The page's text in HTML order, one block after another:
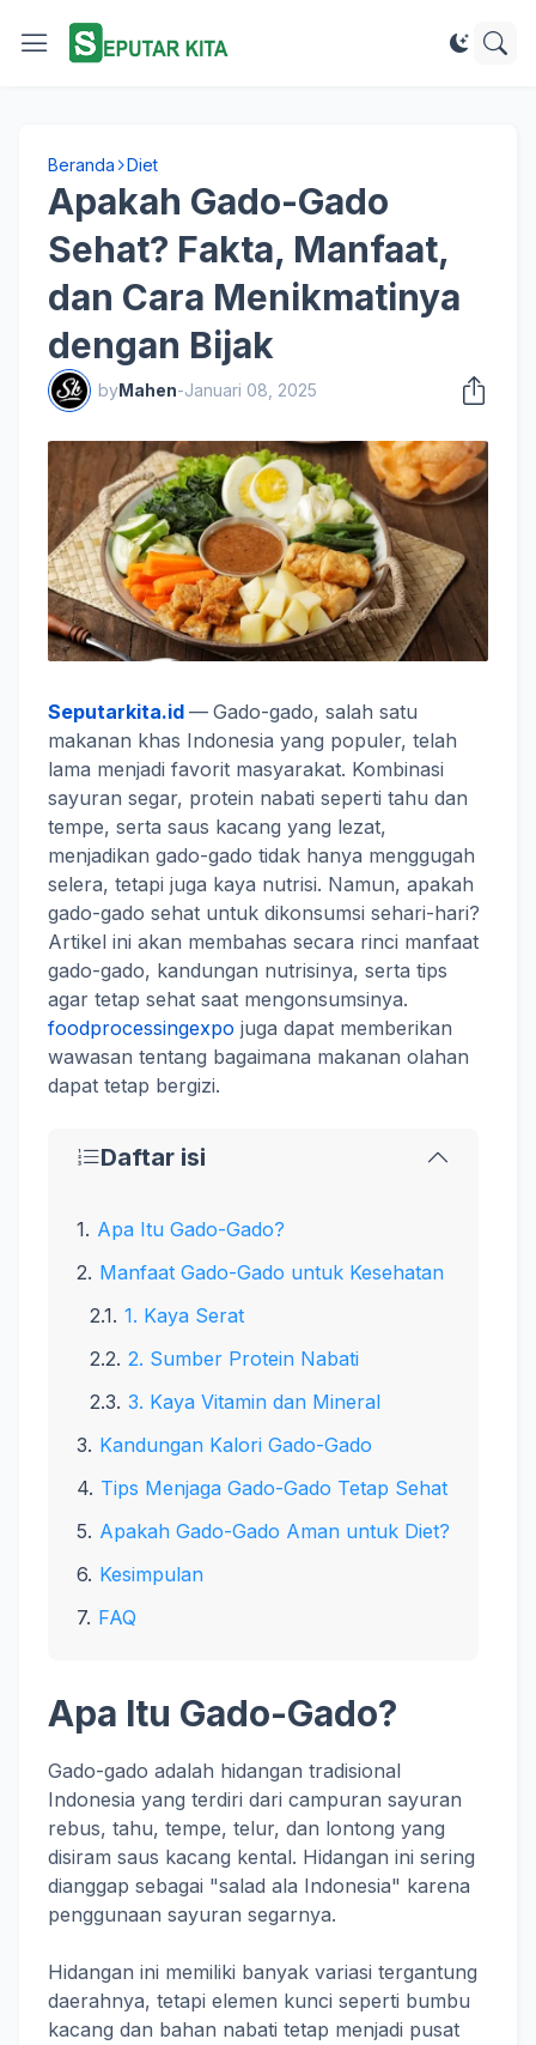
Beranda Diet
Apakah Gado-Gado
Sehat? Fakta, Manfaat,
dan Cara Menikmatinya
dengan Bijak
byMahen-Januari 08, 2025
Seputarkita.id — Gado-gado, salah satu
makanan khas Indonesia yang populer, telah
lama menjadi favorit masyarakat. Kombinasi
sayuran segar, protein nabati seperti tahu dan
tempe, serta saus kacang yang lezat,
menjadikan gado-gado tidak hanya menggugah
selera, tetapi juga kaya nutrisi. Namun, apakah
gado-gado sehat untuk dikonsumsi sehari-hari?
Artikel ini akan membahas secara rinci manfaat
gado-gado, kandungan nutrisinya, serta tips
agar tetap sehat saat mengonsumsinya.
foodprocessingexpo juga dapat memberikan
wawasan tentang bagaimana makanan olahan
dapat tetap bergizi.
Daftar isi
Apa Itu Gado-Gado?
Manfaat Gado-Gado untuk Kesehatan
1. Kaya Serat
2. Sumber Protein Nabati
3. Kaya Vitamin dan Mineral
Kandungan Kalori Gado-Gado
Tips Menjaga Gado-Gado Tetap Sehat
Apakah Gado-Gado Aman untuk Diet?
Kesimpulan
FAQ
Apa Itu Gado-Gado?
Gado-gado adalah hidangan tradisional
Indonesia yang terdiri dari campuran sayuran
rebus, tahu, tempe, telur, dan lontong yang
disiram saus kacang kental. Hidangan ini sering
dianggap sebagai "salad ala Indonesia" karena
penggunaan sayuran segarnya.
Hidangan ini memiliki banyak variasi tergantung
daerahnya, tetapi elemen kunci seperti bumbu
kacang dan bahan nabati tetap menjadi pusat